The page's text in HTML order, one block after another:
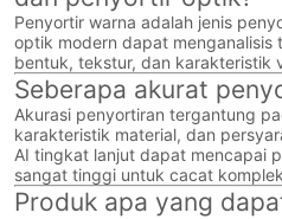
Penyortir warna adalah jenis
optik modern dapat menganalisis
bentuk, tekstur, dan karakteristik
Seberapa akurat
Akurasi penyortiran tergantung
karakteristik material, dan
AI tingkat lanjut dapat mencapai
sangat tinggi untuk cacat
Produk apa yang